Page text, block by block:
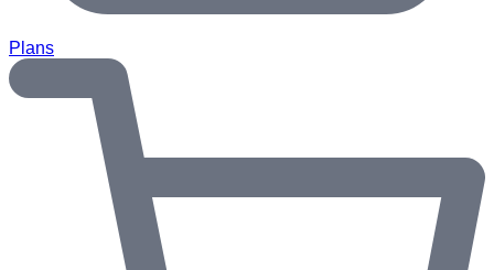
Plans